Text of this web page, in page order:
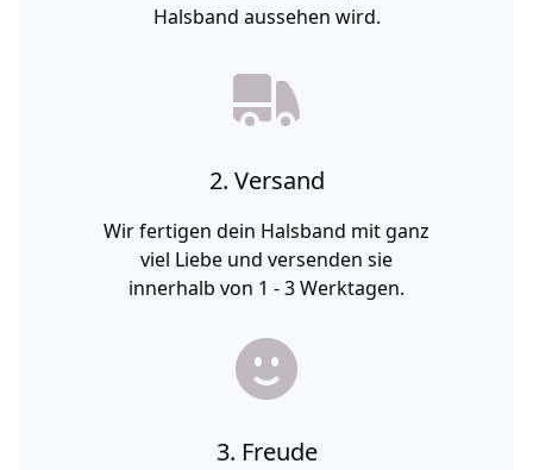
Halsband aussehen wird.
2. Versand
Wir fertigen dein Halsband mit ganz
viel Liebe und versenden sie
innerhalb von 1 - 3 Werktagen.
3. Freude